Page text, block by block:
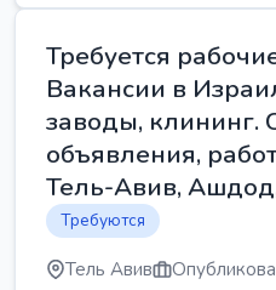
Требуется
Вакансии в
заводы, клининг.
объявления,
Тель-Авив,
Требуются
Тель Авив